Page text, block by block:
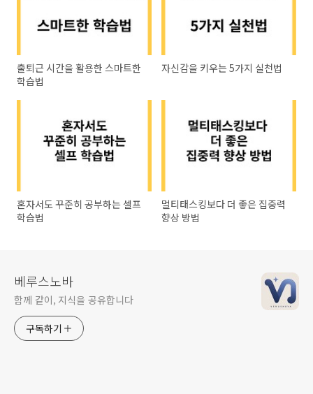
출퇴근 시간을 활용한 스마트한
학습법
자신감을 키우는 5가지 실천법
혼자서도 꾸준히 공부하는 셀프
학습법
멀티태스킹보다 더 좋은 집중력
향상 방법
베루스노바
함께 같이, 지식을 공유합니다
구독하기